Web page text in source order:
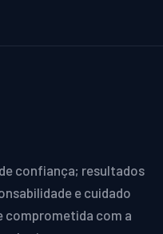
confiança; resultados
e cuidado
comprometida com a